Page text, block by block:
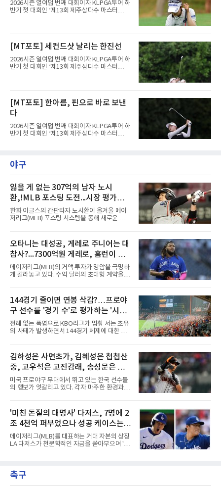
2026시즌 열여덟 번째 대회이자 KLPGA투어 하
반기 첫 대회인 ‘제13회 제주삼다수 마스터
트(파72/6,767야드)에서 열리고 있다.8일 현재
3라운드 경기가 펼쳐지고 있다.한진선이 1번 홀
에서 경기하고 있다.
[MT포토] 세컨드샷 날리는 한진선
2026시즌 열여덟 번째 대회이자 KLPGA투어 하
반기 첫 대회인 ‘제13회 제주삼다수 마스터
트(파72/6,767야드)에서 열리고 있다.8일 현재
3라운드 경기가 펼쳐지고 있다.한진선이 1번 홀
에서 경기하고 있다.
[MT포토] 한아름, 핀으로 바로 보낸
다
2026시즌 열여덟 번째 대회이자 KLPGA투어 하
반기 첫 대회인 ‘제13회 제주삼다수 마스터
3라운드 경기가 펼쳐지고 있다.한아름이 1번 홀
에서 경기하고 있다.
야구
잃을 게 없는 307억의 남자 노시
환,!MLB 포스팅 도전...시장 평가는
의외일 수 있어
한화 이글스의 간판타자 노시환이 올겨울 메이
저리그(MLB) 포스팅 시스템을 통해 새로운 도전
KBO리그 사상 초유의 비FA 다년 계약을 체결하
면서 동시에 해외 진출 가능성을 열어두는 조항
을 포함했다. 국내에서 이미 최고 수준의 대우와
확실한 입지를 확보한 만큼, 이번 메이저리그 도
전은 생존을 건 승부수가 아니다.오히려 잃을 것
이 없는 도전에 가깝다. 노시환은 이미 KBO리그
에서 연평균 약 28억 원에 달하는 대형 계약과
라도 돌아올 곳이 확실하다.그렇다고 포스팅 도
전의 의미가 작아지는 것은 아
오타니는 대성공, 게레로 주니어는 대
참사?...7300억원 게레로, 홈런이 충
격적인 6개, 야후 스포츠 "올해 트레
이드했어야" 질타
메이저리그(MLB)의 거액 투자가 명암을 극명하
게 갈라놓고 있다. 수억 달러의 초대형 계약을 안
을 결정짓는 가운데, LA 다저스의 오타니 쇼헤
이가 완벽한 대성공 신화를 써 내려가는 것과 달
리 토론토 블루제이스의 블라디미르 게레로 주
니어는 대참사 수준의 부진에 허덕이고 있다.토
론토는 2025년 4월 게레로 주니어와 계약 기간
14년, 총액 5억 달러(당시 7300억원)라는 메이
저리그 역사상 손꼽히는 초대형 연장 계약을 체
서 보여준 맹활약을 믿고 그에게 팀의 미래를 전
적으로 맡겼다.그러나 2026시즌
144경기 줄이면 연봉 삭감?…프로야
구 선수를 '경기 수'로 평가하는 '시대
착오'
전례 없는 폭염으로 KBO리그가 멈춰 서는 초유
의 사태가 발생하면서 144경기 체제에 대한 근
다.선수들의 건강과 경기력, 그리고 리그의 지속
가능성을 고려하면 이제는 단순히 '얼마나 많은
경기를 치르느냐'가 아니라 '어떤 수준의 경기를
보여주느냐'를 고민해야 할 시점이다. 그런데 경
기 수를 줄이면 선수들의 연봉도 깎아야 하냐는
얘기가 나온다. 과연 프로야구 선수의 가치를 경
기 수로만 계산하는 것이 맞을까?선수들의 연봉
그리고 대체 불가능한 경쟁력에 대한 평가다.
144경기를 치른다고
김하성은 사면초가, 김혜성은 첩첩산
중, 고우석은 고진감래, 송성문은 무
난지경... 이정후는?
미국 프로야구 무대에서 뛰고 있는 한국 선수들
의 행보가 엇갈리고 있다. 각자 마주한 환경과 현
한 이들의 사투는 저마다의 방식으로 치열하게
전개되는 중이다. 태평양 건너에서 써 내려가고
있는 다섯 선수의 성적표와 현재 처지를 사자성
어로 진단해 본다.김하성은 사면초가에 직면했
다. 잇따른 부상과 이로 인한 긴 공백기는 선수
개인에게 치명적인 타격이었다. 여기에 FA 계약
을 앞둔 시점에서 터져 나온 부진까지 겹치며,
동시에 이뤄내야 하는 그의 앞길에는 그 어느 때
보다 차갑고 무거운 시
'미친 돈질의 대명사' 다저스, 7명에 2
조 4천억 퍼부었으나 성공 케이스는
오타니와 야마모토뿐
메이저리그(MLB)를 대표하는 거대 자본의 상징
LA 다저스가 천문학적인 자금을 쏟아부으며 '스
뒤흔들겠다는 전략이었지만, 실상은 뼈아픈 부
작용만 떠안은 모양새다.다저스가 최근 몇 년간
축구